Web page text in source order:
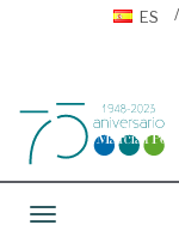
ES
Toggle navigation